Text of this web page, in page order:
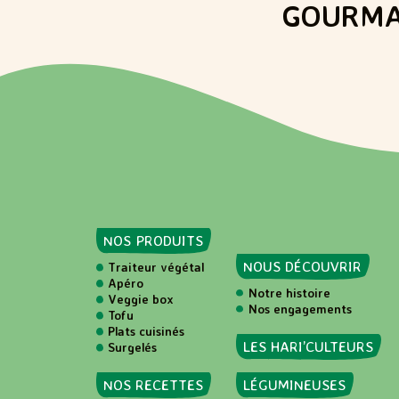
NOS PRODUITS
Traiteur végétal
Apéro
Veggie box
Tofu
Plats cuisinés
Surgelés
NOS RECETTES
NOUS DÉCOUVRIR
Notre histoire
Nos engagements
LES HARI’CULTEURS
LÉGUMINEUSES